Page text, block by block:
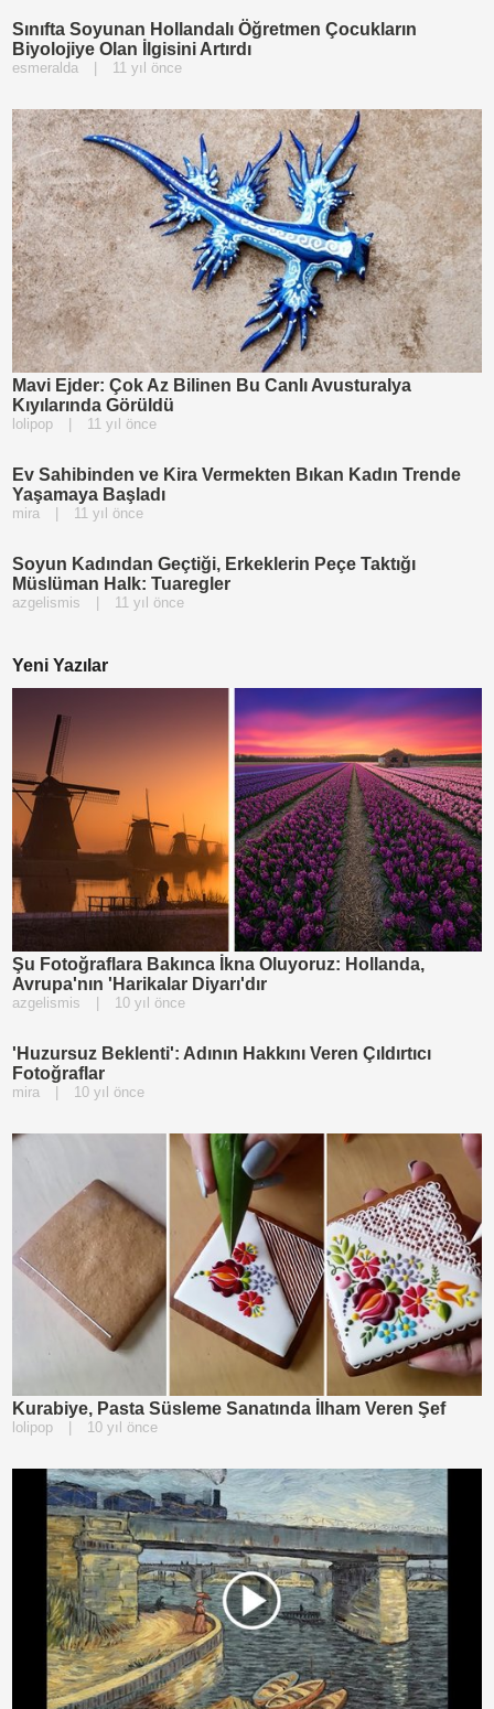
Sınıfta Soyunan Hollandalı Öğretmen Çocukların
Biyolojiye Olan İlgisini Artırdı
esmeralda 11 yıl önce
Mavi Ejder: Çok Az Bilinen Bu Canlı Avusturalya
Kıyılarında Görüldü
lolipop 11 yıl önce
Ev Sahibinden ve Kira Vermekten Bıkan Kadın Trende
Yaşamaya Başladı
mira 11 yıl önce
Soyun Kadından Geçtiği, Erkeklerin Peçe Taktığı
Müslüman Halk: Tuaregler
azgelismis 11 yıl önce
Yeni Yazılar
Şu Fotoğraflara Bakınca İkna Oluyoruz: Hollanda,
Avrupa'nın 'Harikalar Diyarı'dır
azgelismis | 10 yıl önce
'Huzursuz Beklenti': Adının Hakkını Veren Çıldırtıcı
Fotoğraflar
mira | 10 yıl önce
Kurabiye, Pasta Süsleme Sanatında İlham Veren Şef
lolipop 10 yıl önce